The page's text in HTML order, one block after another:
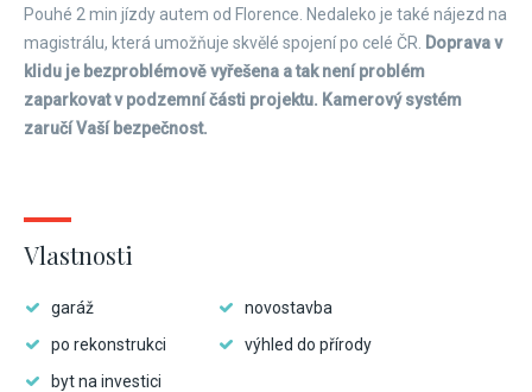
Pouhé 2 min jízdy autem od Florence. Nedaleko je také nájezd na
magistrálu, která umožňuje skvělé spojení po celé ČR.
Doprava v
klidu je bezproblémově vyřešena a tak není problém
zaparkovat v podzemní části projektu. Kamerový systém
zaručí Vaší bezpečnost.
Vlastnosti
garáž
novostavba
po rekonstrukci
výhled do přírody
byt na investici